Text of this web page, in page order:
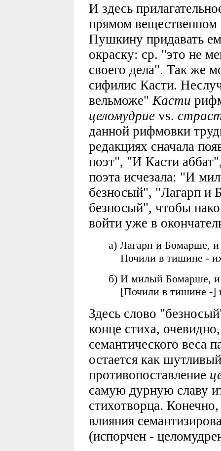
И здесь
прямом
Пушкину придавать
окраску: ср. "это не
своего дела". Так же
сифилис Касти.
вельможе" Касти
целомудриеvs.
данной рифмовки
редакциях сначала
поэт", "И Касти
поэта исчезала: "И
безносый", "Лагарп и
безносый", чтобы
войти уже в
а) Лагарп и Бомарше,
Почили в тишине -
б) И милый Бомарше, и
[Почили в тишине -]
Здесь слово
конце стиха,
семантического веса
остается как
противопоставление
самую дурную славу
стихотворца.
влияния
(испорчен -